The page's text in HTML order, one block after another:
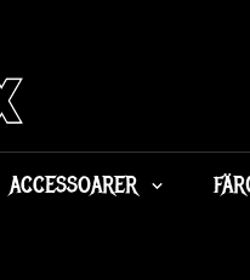
ACCESSOARER